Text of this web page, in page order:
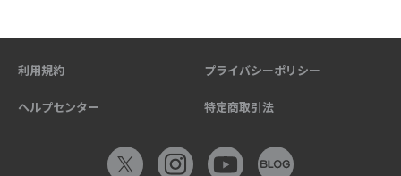
利用規約 プライバシーポリシー
ヘルプセンター 特定商取引法